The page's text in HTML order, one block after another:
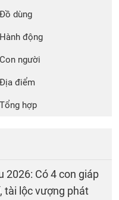
Đồ dùng
Hành động
Con người
Địa điểm
Tổng hợp
2026: Có 4 con giáp
tài lộc vượng phát